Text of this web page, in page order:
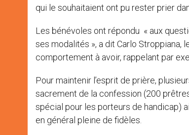
qui le souhaitaient ont pu rester prier
Les bénévoles ont répondu « aux
ses modalités », a dit Carlo Stroppiana,
comportement à avoir, rappelant par
Pour maintenir l’esprit de prière,
sacrement de la confession (200
spécial pour les porteurs de handicap)
en général pleine de fidèles.